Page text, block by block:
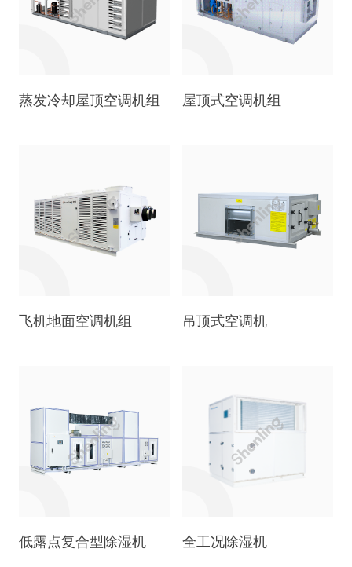
蒸发冷却屋顶空调机组 屋顶式空调机组
飞机地面空调机组 吊顶式空调机
低露点复合型除湿机 全工况除湿机